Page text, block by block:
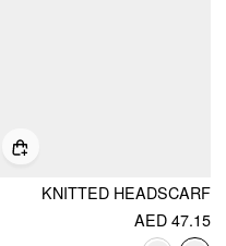
KNITTED HEADSCARF
AED 47.15